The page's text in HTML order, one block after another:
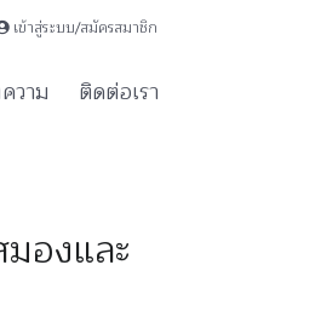
เข้าสู่ระบบ/สมัครสมาชิก
วาม ติดต่อเรา
องและ